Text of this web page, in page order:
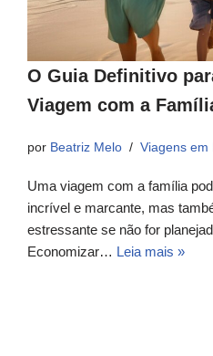
O Guia Definitivo
Viagem com a
por Beatriz Melo Viagens em
Uma viagem com a família
incrível e marcante, mas
estressante se não for
Economizar… Leia mais »